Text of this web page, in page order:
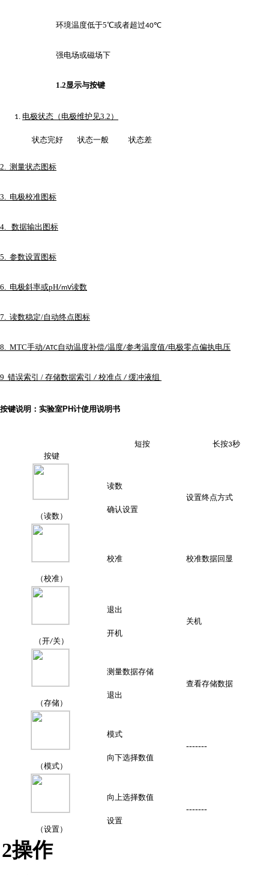
环境温度低于5℃或者超过40℃
强电场或磁场下
1.2显示与按键
1. 电极状态（电极维护见3.2 ）
状态完好 状态一般 状态差
2. 测量状态图标
3. 电极校准图标
4. 数据输出图标
5. 参数设置图标
6. 电极斜率或pH/mV读数
7. 读数稳定/自动终点图标
8. MTC手动/ATC自动温度补偿/温度/参考温度值/电极零点偏执电压
9 错误索引 / 存储数据索引 / 校准点 / 缓冲液组
按键说明： 实验室PH计使用说明书
按键
短按 长按3秒
（读数）
读数
确认设置
设置终点方式
（校准）
校准 校准数据回显
（开/关）
退出
开机
关机
（存储）
测量数据存储
退出
查看存储数据
（模式）
模式
向下选择数值
-------
（设置）
向上选择数值
设置
-------
2操作